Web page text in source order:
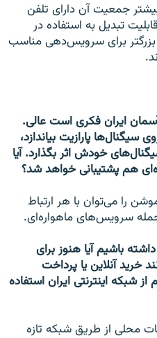
جمعیت آن دارای تلفن
تبدیل به استفاده در
برای سرویس‌دهی مناسب
ایران فکری است عالی.
پارازیت بیاندازد،
خودش اثر بگذارد. آیا
هم پشتیبانی خواهد شد؟
را می‌توان با هر ارتباط
جمله سرویس‌های ماهواره‌ای.
باشیم آیا هنوز برای
آنلاین یا پرداخت
شبکه اینترنتی ایران استفاده
محلی از طریق شبکه تازه